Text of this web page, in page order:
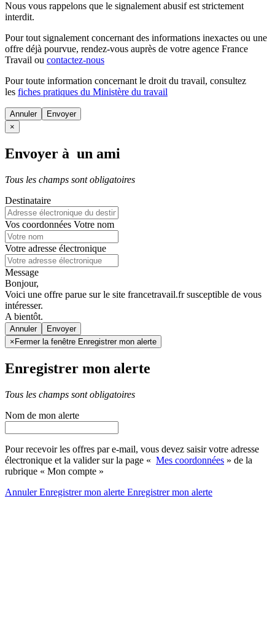
Nous vous rappelons que le signalement abusif est strictement
interdit.
Pour tout signalement concernant des informations inexactes ou une
offre déjà pourvue, rendez-vous auprès de votre agence France
Travail ou contactez-nous
Pour toute information concernant le droit du travail, consultez
les fiches pratiques du Ministère du travail
Annuler
×
Envoyer à un ami
Tous les champs sont obligatoires
Destinataire
Vos coordonnées Votre nom
Votre adresse électronique
Message
Bonjour,
Voici une offre parue sur le site francetravail.fr susceptible de vous
intéresser.
A bientôt.
Annuler
× Fermer la fenêtre Enregistrer mon alerte
Enregistrer mon alerte
Tous les champs sont obligatoires
Nom de mon alerte
Pour recevoir les offres par e-mail, vous devez saisir votre adresse
électronique et la valider sur la page « Mes coordonnées » de la
rubrique « Mon compte »
AnnulerEnregistrer mon alerte Enregistrermon alerte